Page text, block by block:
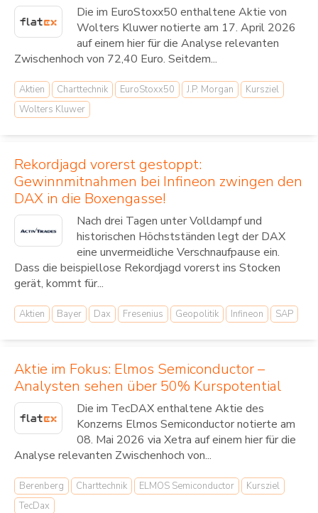
Die im EuroStoxx50 enthaltene Aktie von
Wolters Kluwer notierte am 17. April 2026
auf einem hier für die Analyse relevanten
Zwischenhoch von 72,40 Euro. Seitdem...
Aktien Charttechnik EuroStoxx50 J.P. Morgan
Kursziel
Wolters Kluwer
Rekordjagd vorerst gestoppt:
Gewinnmitnahmen bei Infineon zwingen den
DAX in die Boxengasse!
Nach drei Tagen unter Volldampf und
historischen Höchstständen legt der DAX
eine unvermeidliche Verschnaufpause ein.
Dass die beispiellose Rekordjagd vorerst ins Stocken
gerät, kommt für...
Aktien Bayer Dax Fresenius Geopolitik Infineon SAP
Aktie im Fokus: Elmos Semiconductor –
Analysten sehen über 50% Kurspotential
Die im TecDAX enthaltene Aktie des
Konzerns Elmos Semiconductor notierte am
08. Mai 2026 via Xetra auf einem hier für die
Analyse relevanten Zwischenhoch von...
Berenberg Charttechnik ELMOS Semiconductor
Kursziel
TecDax